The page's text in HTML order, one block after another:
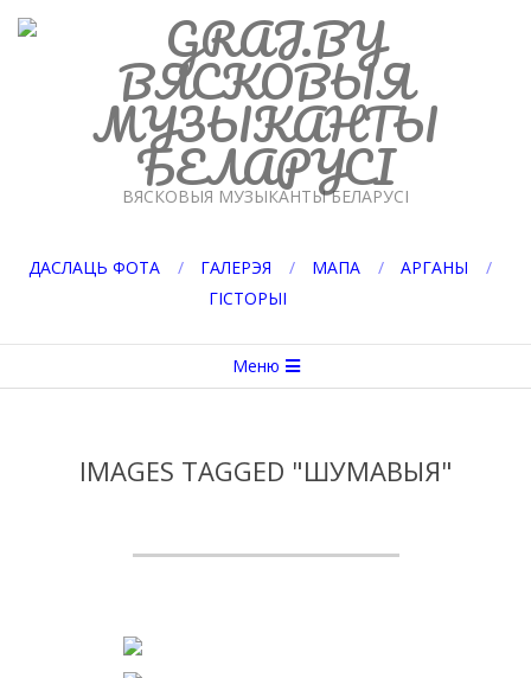
Перейти
GRAJ.BY
ВЯСКОВЫЯ МУЗЫКАНТЫ БЕЛАРУСІ
ДАСЛАЦЬ ФОТА ГАЛЕРЭЯ МАПА
АРГАНЫ
ГІСТОРЫІ
меню
Меню
IMAGES TAGGED "ШУМАВЫЯ"